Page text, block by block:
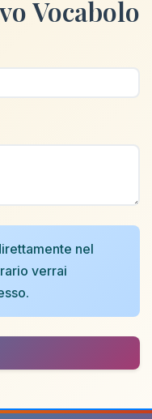
Vocabolo
nel
verrai